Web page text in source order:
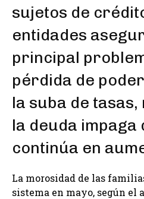
sujetos de
entidades
principal
pérdida de
la suba de
la deuda impaga
continúa en
La morosidad de las
sistema en mayo, según el